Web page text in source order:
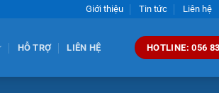
Giới thiệu Tin tức Liên hệ
HỖ TRỢ LIÊN HỆ HOTLINE: 056